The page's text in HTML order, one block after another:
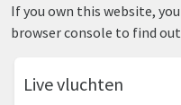
If you own this website,
browser console to find out
Live vluchten